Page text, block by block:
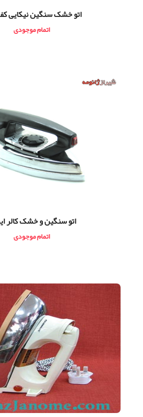
اتو خشک سنگین نیکایی
اتمام موجودی
اتو سنگین و خشک کالر
اتمام موجودی